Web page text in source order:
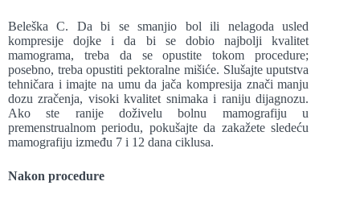
Beleška C. Da bi se smanjio bol ili nelagoda usled
kompresije dojke i da bi se dobio najbolji kvalitet
mamograma, treba da se opustite tokom procedure;
posebno, treba opustiti pektoralne mišiće. Slušajte uputstva
tehničara i imajte na umu da jača kompresija znači manju
dozu zračenja, visoki kvalitet snimaka i raniju dijagnozu.
Ako ste ranije doživelu bolnu mamografiju u
premenstrualnom periodu, pokušajte da zakažete sledeću
mamografiju između 7 i 12 dana ciklusa.
Nakon procedure